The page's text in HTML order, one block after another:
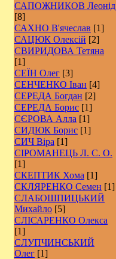
САПОЖНИКОВ Леонід
[8]
САХНО В'ячеслав [1]
САЦЮК Олексій [2]
СВИРИДОВА Тетяна
[1]
СЕЇН Олег [3]
СЕНЧЕНКО Іван [4]
СЕРЕДА Богдан [2]
СЕРЕДА Борис [1]
СЄРОВА Алла [1]
СИДЮК Борис [1]
СИЧ Віра [1]
СІРОМАНЕЦЬ Л. С. О.
[1]
СКЕПТИК Хома [1]
СКЛЯРЕНКО Семен [1]
СЛАБОШПИЦЬКИЙ
Михайло [5]
СЛІСАРЕНКО Олекса
[1]
СЛУПЧИНСЬКИЙ
Олег [1]